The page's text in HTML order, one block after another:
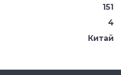
151
4
Китай